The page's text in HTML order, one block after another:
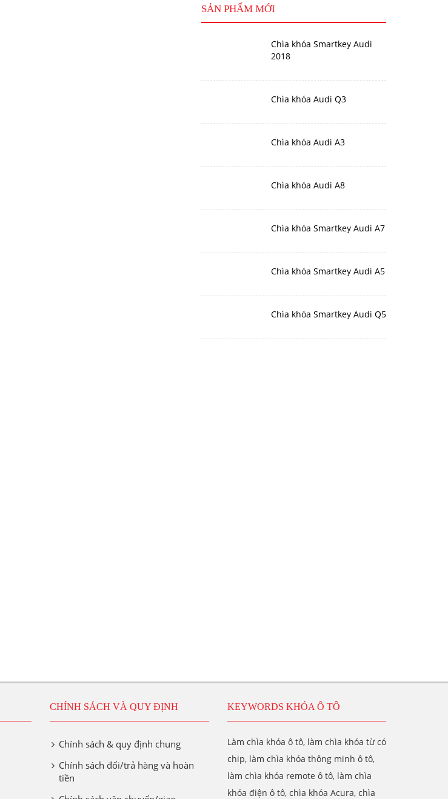
SẢN PHẨM MỚI
Chìa khóa Smartkey Audi
2018
Chìa khóa Audi Q3
Chìa khóa Audi A3
Chìa khóa Audi A8
Chìa khóa Smartkey Audi A7
Chìa khóa Smartkey Audi A5
Chìa khóa Smartkey Audi Q5
CHÍNH SÁCH VÀ QUY ĐỊNH
Chính sách & quy định chung
Chính sách đổi/trả hàng và hoàn
tiền
KEYWORDS KHÓA Ô TÔ
Làm chìa khóa ô tô, làm chìa khóa từ có
chip, làm chìa khóa thông minh ô tô,
làm chìa khóa remote ô tô, làm chìa
khóa điện ô tô, chìa khóa Acura, chìa